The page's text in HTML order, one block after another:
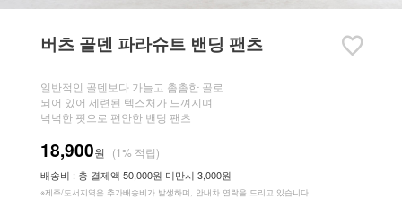
버츠 골덴 파라슈트 밴딩 팬츠
일반적인 골덴보다 가늘고 촘촘한 골로
되어 있어 세련된 텍스처가 느껴지며
넉넉한 핏으로 편안한 밴딩 팬츠
18,900원 (1% 적립)
배송비 : 총 결제액 50,000원 미만시 3,000원
※제주/도서지역은 추가배송비가 발생하며, 안내차 연락을 드리고 있습니다.